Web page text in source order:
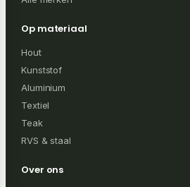
Op materiaal
Hout
Kunststof
Aluminium
Textiel
Teak
RVS & staal
Over ons